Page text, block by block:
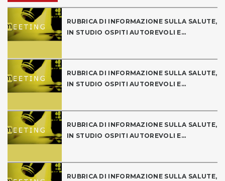
RUBRICA DI INFORMAZIONE SULLA SALUTE,
IN STUDIO OSPITI AUTOREVOLI E...
RUBRICA DI INFORMAZIONE SULLA SALUTE,
IN STUDIO OSPITI AUTOREVOLI E...
RUBRICA DI INFORMAZIONE SULLA SALUTE,
IN STUDIO OSPITI AUTOREVOLI E...
RUBRICA DI INFORMAZIONE SULLA SALUTE,